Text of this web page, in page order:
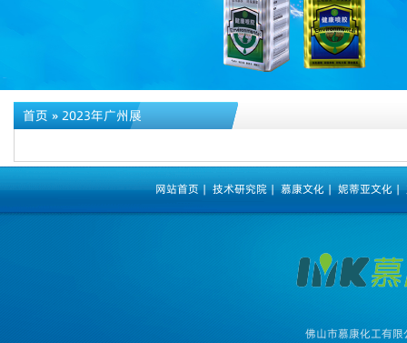
首页»2023年广州展
网站首页 | 技术研究院 | 慕康文化 | 妮蒂亚文化 |
佛山市慕康化工有限